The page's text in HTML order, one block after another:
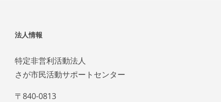
法人情報
特定非営利活動法人
さが市民活動サポートセンター
〒840-0813